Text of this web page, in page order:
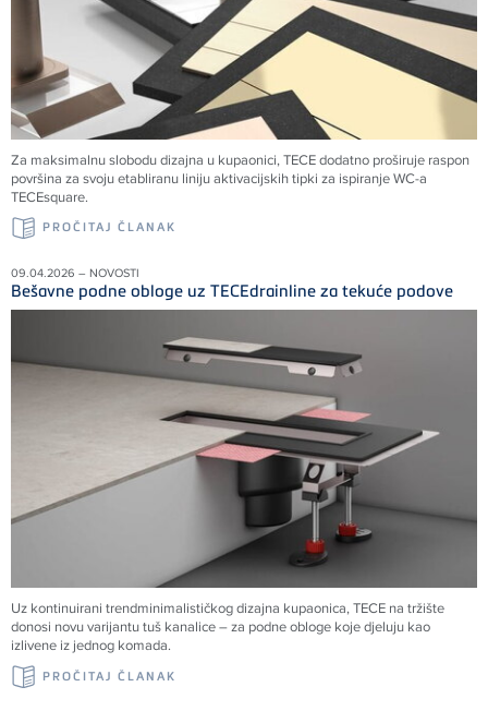
Za maksimalnu slobodu dizajna u kupaonici, TECE dodatno proširuje raspon
površina za svoju etabliranu liniju aktivacijskih tipki za ispiranje WC-a
TECEsquare.
PROČITAJ ČLANAK
09.04.2026 – NOVOSTI
Bešavne podne obloge uz TECEdrainline za tekuće podove
Uz kontinuirani trendminimalističkog dizajna kupaonica, TECE na tržište
donosi novu varijantu tuš kanalice – za podne obloge koje djeluju kao
izlivene iz jednog komada.
PROČITAJ ČLANAK